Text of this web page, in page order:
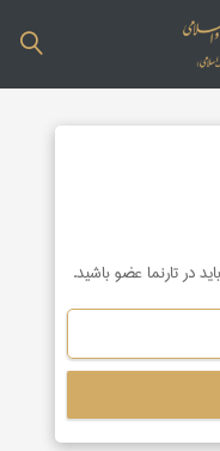
در تارنما عضو باشید.